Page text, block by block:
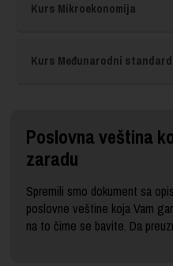
Kurs Mikroekonomija
Kurs Međunarodni
Poslovna veština
zaradu
Spremili smo dokument sa
poslovne veštine koja Vam
na to čime se bavite. Da